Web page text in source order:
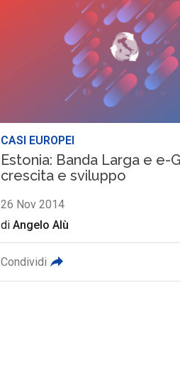
CASI EUROPEI
Estonia: Banda Larga e e-
crescita e sviluppo
26 Nov 2014
diAngelo Alù
Condividi